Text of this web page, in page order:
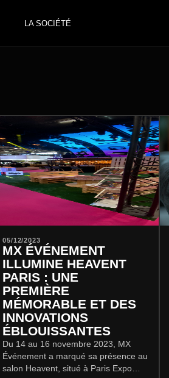
LA SOCIÉTÉ
05/12/2023
MX ÉVÉNEMENT
ILLUMINE HEAVENT
PARIS : UNE
PREMIÈRE
MÉMORABLE ET DES
INNOVATIONS
ÉBLOUISSANTES
Du 14 au 16 novembre 2023, MX
Événement a marqué sa présence au
salon Heavent, situé à Paris Expo